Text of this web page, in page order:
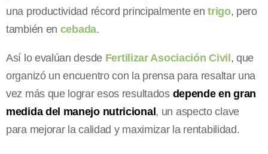
una productividad récord principalmente entrigo, pero
también en cebada.
Así lo evalúan desde Fertilizar Asociación Civil, que
organizó un encuentro con la prensa para resaltar una
vez más que lograr esos resultados depende en gran
medida del manejo nutricional, un aspecto clave
para mejorar la calidad y maximizar la rentabilidad.